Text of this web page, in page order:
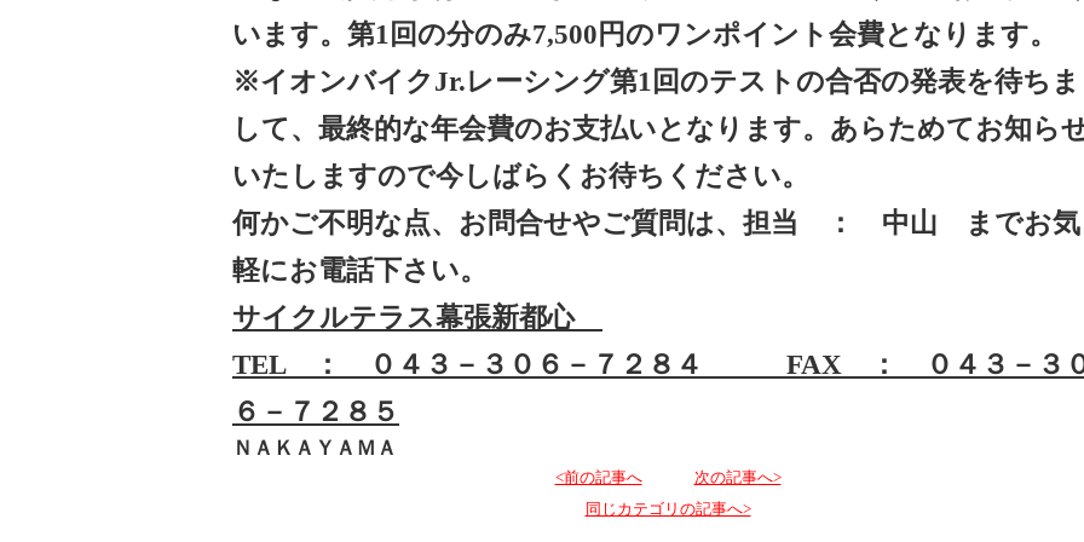
います。第1回の分のみ7,500円のワンポイント会費となります。
※イオンバイクJr.レーシング第1回のテストの合否の発表を待ちま
して、最終的な年会費のお支払いとなります。あらためてお知ら
いたしますので今しばらくお待ちください。
何かご不明な点、お問合せやご質問は、担当 ： 中山 までお気
軽にお電話下さい。
サイクルテラス幕張新都心
TEL ： ０４３－３０６－７２８４ FAX ： ０４３－３
６－７２８５
ＮＡＫＡＹＡＭＡ
<前の記事へ
次の記事へ>
同じカテゴリの記事へ>